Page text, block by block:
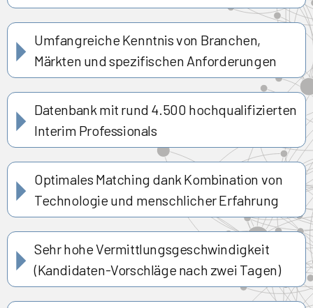
Umfangreiche Kenntnis von Branchen,
Märkten und spezifischen Anforderungen
Datenbank mit rund 4.500 hochqualifizierten
Interim Professionals
Optimales Matching dank Kombination von
Technologie und menschlicher Erfahrung
Sehr hohe Vermittlungsgeschwindigkeit
(Kandidaten-Vorschläge nach zwei Tagen)